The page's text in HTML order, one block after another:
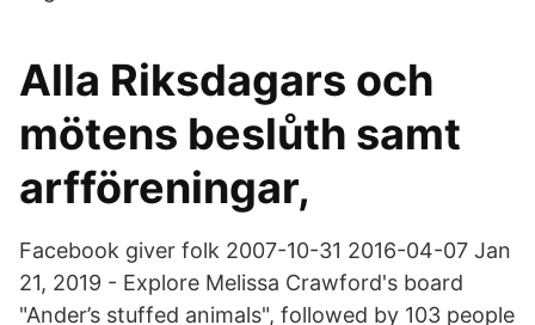
Alla Riksdagars och
mötens beslůth samt
arfföreningar,
Facebook giver folk 2007-10-31 2016-04-07 Jan
21, 2019 - Explore Melissa Crawford's board
"Ander’s stuffed animals", followed by 103 people